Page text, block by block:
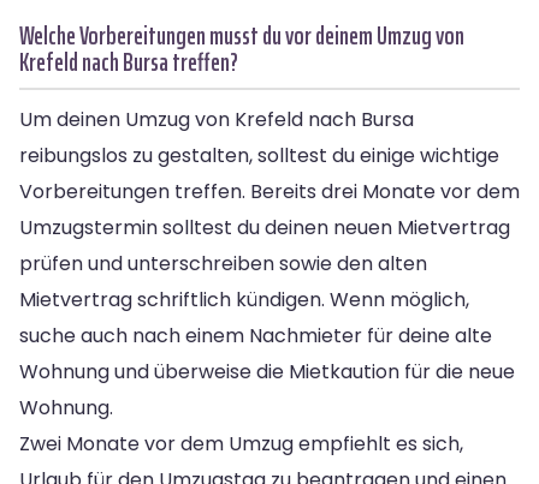
Welche Vorbereitungen musst du vor deinem Umzug von
Krefeld nach Bursa treffen?
Um deinen Umzug von Krefeld nach Bursa
reibungslos zu gestalten, solltest du einige wichtige
Vorbereitungen treffen. Bereits drei Monate vor dem
Umzugstermin solltest du deinen neuen Mietvertrag
prüfen und unterschreiben sowie den alten
Mietvertrag schriftlich kündigen. Wenn möglich,
suche auch nach einem Nachmieter für deine alte
Wohnung und überweise die Mietkaution für die neue
Wohnung.
Zwei Monate vor dem Umzug empfiehlt es sich,